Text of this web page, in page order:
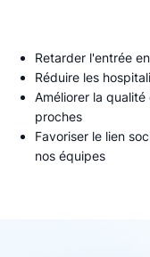
Retarder l'entrée
Réduire les
Améliorer la
proches
Favoriser le lien
nos équipes